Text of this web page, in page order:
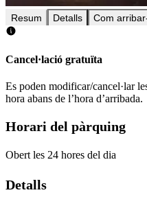
Resum Detalls Com
Cancel·lació gratuïta
Es poden modificar/cancel·lar
hora abans de l’hora d’arribada.
Horari del pàrquing
Obert les 24 hores del dia
Detalls